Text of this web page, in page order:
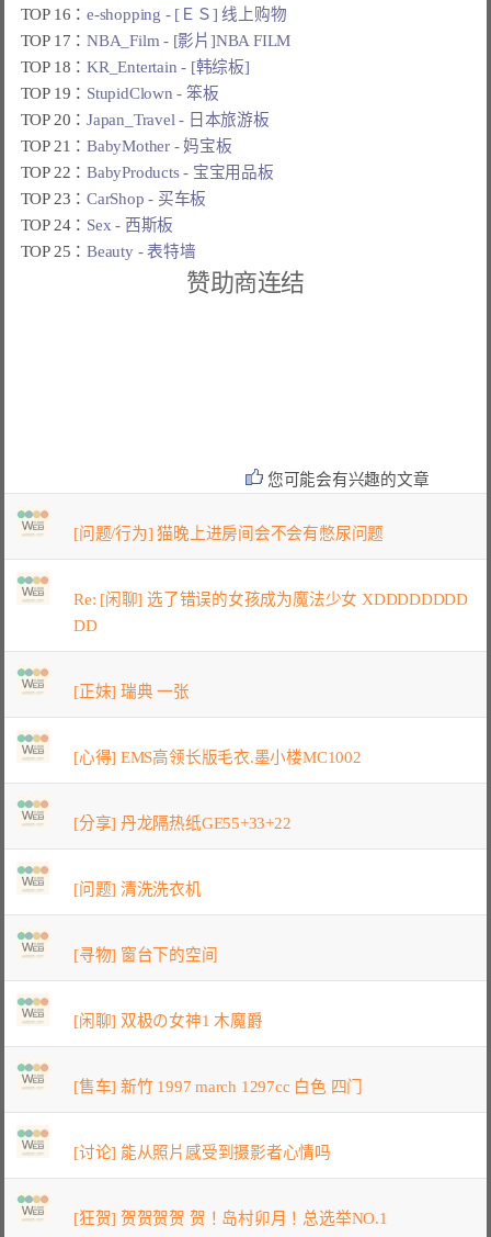
TOP 16：e-shopping - [ＥＳ] 线上购物
TOP 17：NBA_Film - [影片]NBA FILM
TOP 18：KR_Entertain - [韩综板]
TOP 19： StupidClown - 笨板
TOP 20：Japan_Travel - 日本旅游板
TOP 21：BabyMother - 妈宝板
TOP 22：BabyProducts - 宝宝用品板
TOP 23：CarShop - 买车板
TOP 24： Sex - 西斯板
TOP 25：Beauty - 表特墙
赞助商连结
您可能会有兴趣的文章
[问题/行为] 猫晚上进房间会不会有憋尿问题
Re: [闲聊] 选了错误的女孩成为魔法少女 XDDDDDDDD
DD
[正妹] 瑞典 一张
[心得] EMS高领长版毛衣.墨小楼MC1002
[分享] 丹龙隔热纸GE55+33+22
[问题] 清洗洗衣机
[寻物] 窗台下的空间
[闲聊] 双极の女神1 木魔爵
[售车] 新竹 1997 march 1297cc 白色 四门
[讨论] 能从照片感受到摄影者心情吗
[狂贺] 贺贺贺贺 贺！岛村卯月！总选举NO.1